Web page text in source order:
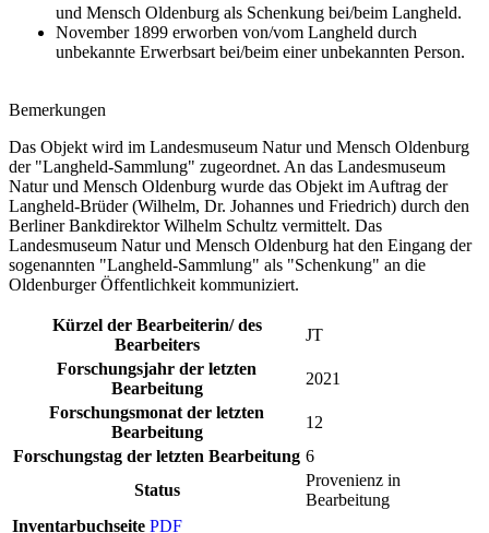
und Mensch Oldenburg als Schenkung bei/beim Langheld.
November 1899 erworben von/vom Langheld durch
unbekannte Erwerbsart bei/beim einer unbekannten Person.
Bemerkungen
Das Objekt wird im Landesmuseum Natur und Mensch Oldenburg
der "Langheld-Sammlung" zugeordnet. An das Landesmuseum
Natur und Mensch Oldenburg wurde das Objekt im Auftrag der
Langheld-Brüder (Wilhelm, Dr. Johannes und Friedrich) durch den
Berliner Bankdirektor Wilhelm Schultz vermittelt. Das
Landesmuseum Natur und Mensch Oldenburg hat den Eingang der
sogenannten "Langheld-Sammlung" als "Schenkung" an die
Oldenburger Öffentlichkeit kommuniziert.
Kürzel der Bearbeiterin/ des
Bearbeiters
JT
Forschungsjahr der letzten
Bearbeitung
2021
Forschungsmonat der letzten
Bearbeitung
12
Forschungstag der letzten Bearbeitung 6
Status
Provenienz in
Bearbeitung
Inventarbuchseite PDF